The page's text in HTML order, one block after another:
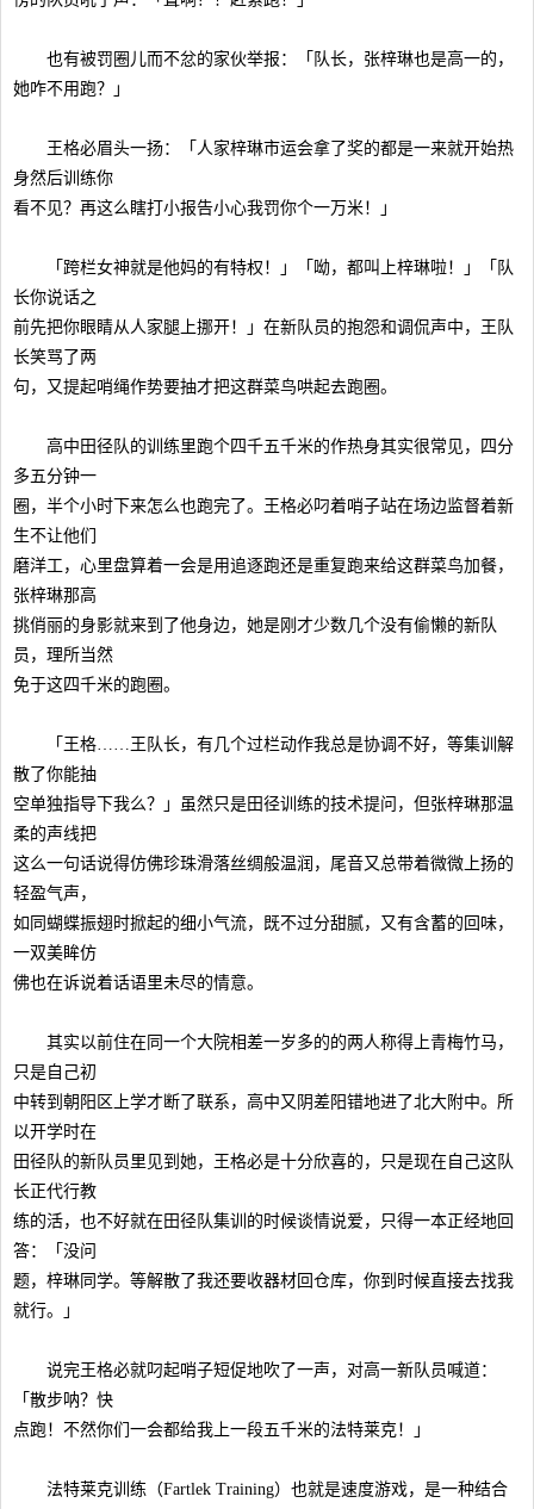
也有被罚圈儿而不忿的家伙举报：「队长，张梓琳也是高一的，
她咋不用跑？」
王格必眉头一扬：「人家梓琳市运会拿了奖的都是一来就开始热
身然后训练你
看不见？再这么瞎打小报告小心我罚你个一万米！」
「跨栏女神就是他妈的有特权！」「呦，都叫上梓琳啦！」「队
长你说话之
前先把你眼睛从人家腿上挪开！」在新队员的抱怨和调侃声中，王队
长笑骂了两
句，又提起哨绳作势要抽才把这群菜鸟哄起去跑圈。
高中田径队的训练里跑个四千五千米的作热身其实很常见，四分
多五分钟一
圈，半个小时下来怎么也跑完了。王格必叼着哨子站在场边监督着新
生不让他们
磨洋工，心里盘算着一会是用追逐跑还是重复跑来给这群菜鸟加餐，
张梓琳那高
挑俏丽的身影就来到了他身边，她是刚才少数几个没有偷懒的新队
员，理所当然
免于这四千米的跑圈。
「王格……王队长，有几个过栏动作我总是协调不好，等集训解
散了你能抽
空单独指导下我么？」虽然只是田径训练的技术提问，但张梓琳那温
柔的声线把
这么一句话说得仿佛珍珠滑落丝绸般温润，尾音又总带着微微上扬的
轻盈气声，
如同蝴蝶振翅时掀起的细小气流，既不过分甜腻，又有含蓄的回味，
一双美眸仿
佛也在诉说着话语里未尽的情意。
其实以前住在同一个大院相差一岁多的的两人称得上青梅竹马，
只是自己初
中转到朝阳区上学才断了联系，高中又阴差阳错地进了北大附中。所
以开学时在
田径队的新队员里见到她，王格必是十分欣喜的，只是现在自己这队
长正代行教
练的活，也不好就在田径队集训的时候谈情说爱，只得一本正经地回
答：「没问
题，梓琳同学。等解散了我还要收器材回仓库，你到时候直接去找我
就行。」
说完王格必就叼起哨子短促地吹了一声，对高一新队员喊道：
「散步呐？快
点跑！不然你们一会都给我上一段五千米的法特莱克！」
法特莱克训练（Fartlek Training）也就是速度游戏，是一种结合